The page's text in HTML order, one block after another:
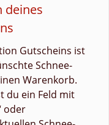
deines
Gutscheins ist
Schnee-
Warenkorb.
du ein Feld mit
oder